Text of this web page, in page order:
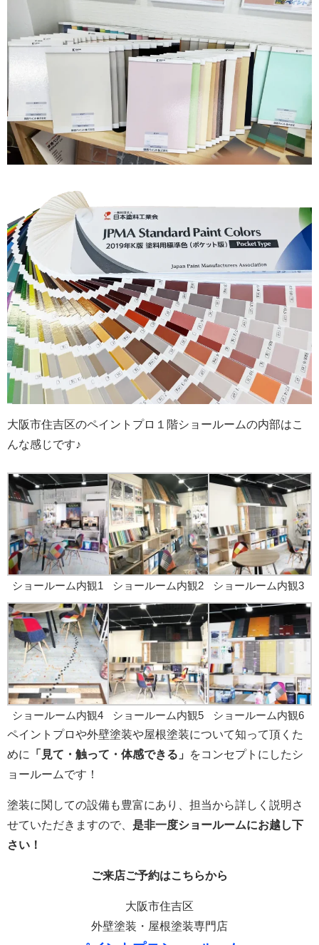
大阪市住吉区のペイントプロ１階ショールームの内部はこ
んな感じです♪
ショールーム内観1 ショールーム内観2 ショールーム内観3
ショールーム内観4 ショールーム内観5
ショールーム内観6
ペイントプロや外壁塗装や屋根塗装について知って頂くた
めに
「見て・触って・体感できる」
をコンセプトにしたシ
ョールームです！
塗装に関しての設備も豊富にあり、担当から詳しく説明さ
せていただきますので、 是非一度ショールームにお越し下
さい！
ご来店ご予約はこちらから
大阪市住吉区
外壁塗装・屋根塗装専門店